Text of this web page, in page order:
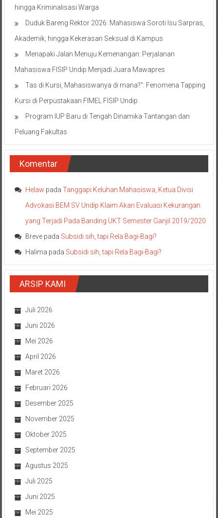
hingga Kriminalisasi Warga
Duduk Bareng Rektor 2026: Mahasiswa Soroti Isu Sarpras,
Akademik, hingga Kekerasan Seksual di Kampus
Menapaki Jalan Menuju Kemenangan: Perjalanan
Mahasiswa FISIP Undip Menjadi Juara Mawapres
Tas di Kursi, Mahasiswanya di mana?”: Fenomena Tapping
Kursi di Perpustakaan FIMEL FISIP Undip
Program IUP Baru di Tengah Dinamika Tantangan dan
Peluang Fakultas
Komentar
Helaw pada Tanggapi Keluhan Mahasiswa, Ketua Divisi
Advokasi BEM SV Undip Klaim Akan Evaluasi Kekurangan
yang Terjadi Pada Banding UKT Semester Ganjil 2019/2020
Brevepada Subsidi sih, tapi Rela Bagi-Bagi?
Halima pada Subsidi sih, tapi Rela Bagi-Bagi?
ARSIP KAMI
Juli 2026
Juni 2026
Mei 2026
April 2026
Maret 2026
Februari 2026
Desember 2025
November 2025
Oktober 2025
September 2025
Agustus 2025
Juli 2025
Juni 2025
Mei 2025